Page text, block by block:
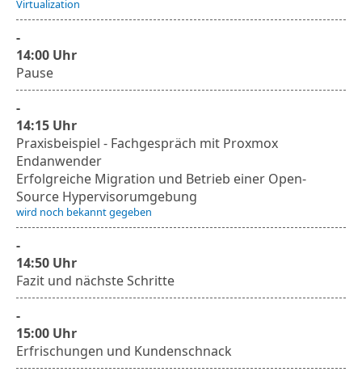
Virtualization
-
14:00 Uhr
Pause
-
14:15 Uhr
Praxisbeispiel - Fachgespräch mit Proxmox
Endanwender
Erfolgreiche Migration und Betrieb einer Open-
Source Hypervisorumgebung
wird noch bekannt gegeben
-
14:50 Uhr
Fazit und nächste Schritte
-
15:00 Uhr
Erfrischungen und Kundenschnack